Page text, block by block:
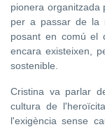
pionera organitzada
per a passar de la
posant en comú el
encara existeixen,
sostenible.
Cristina va parlar
cultura de
l'exigència sense